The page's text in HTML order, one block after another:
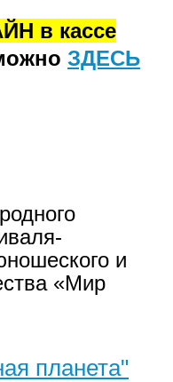
в кассе
ЗДЕСЬ
и
«Мир
планета"